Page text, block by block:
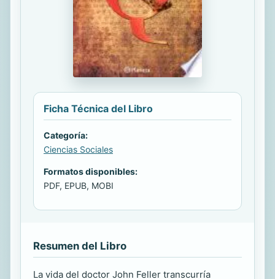
Ficha Técnica del Libro
Categoría:
Ciencias Sociales
Formatos disponibles:
PDF, EPUB, MOBI
Resumen del Libro
La vida del doctor John Feller transcurría